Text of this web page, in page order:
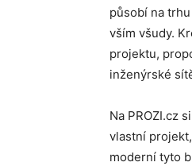
působí na
vším všudy.
projektu,
inženýrské
Na PROZI.cz
vlastní
moderní tyto